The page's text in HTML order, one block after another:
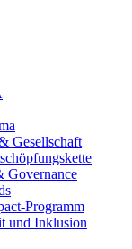
Gesellschaft
Governance
Programm
und Inklusion​